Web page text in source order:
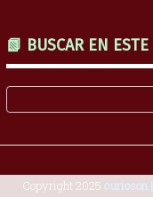
📗 BUSCAR EN ESTE
Copyright 2025 curioson